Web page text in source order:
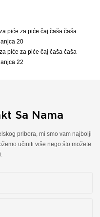
Sa Nama
pribora, mi smo vam najbolji
učiniti više nego što možete